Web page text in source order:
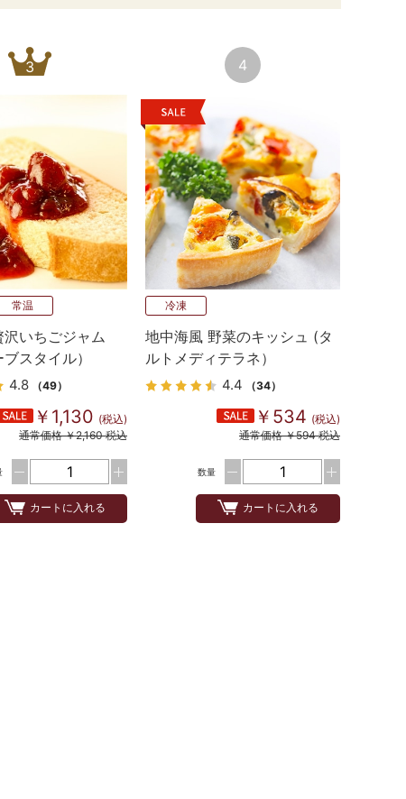
3
常温
沢いちごジャム
ブスタイル）
4.8 （49）
￥1,130 (税込)
通常価格 ￥2,160 税込
カートに入れる
4
冷凍
地中海風 野菜のキッシュ (タ
ルトメディテラネ）
4.4 （34）
￥534 (税込)
通常価格 ￥594 税込
数量
カートに入れる